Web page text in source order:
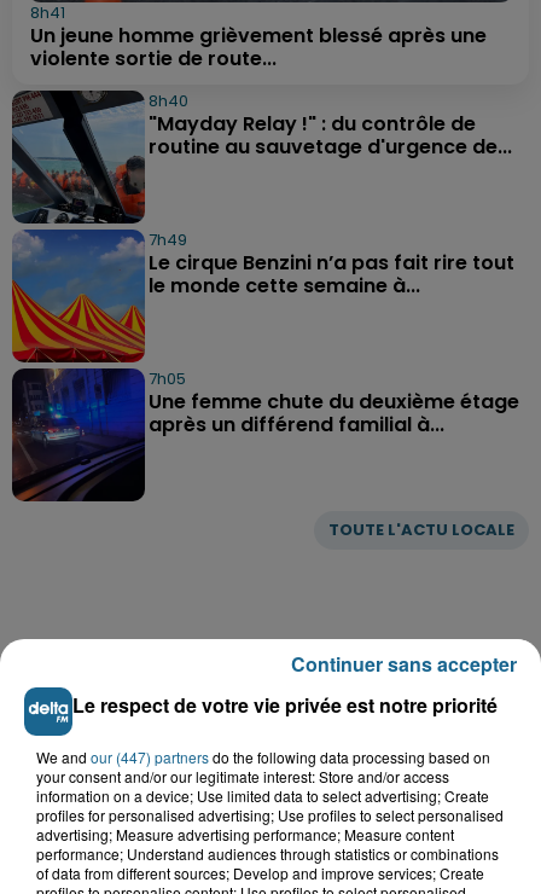
TOUTE L'ACTU LOCALE
8h41
Un jeune homme grièvement blessé après une
violente sortie de route...
8h40
"Mayday Relay !" : du contrôle de
routine au sauvetage d'urgence de...
7h49
Le cirque Benzini n’a pas fait rire tout
le monde cette semaine à...
7h05
Une femme chute du deuxième étage
après un différend familial à...
Le respect de votre vie privée est notre priorité
We and our (447) partnersdo the following data processing based on
your consent and/or our legitimate interest: Store and/or access
information on a device; Use limited data to select advertising; Create
profiles for personalised advertising; Use profiles to select personalised
advertising; Measure advertising performance; Measure content
performance; Understand audiences through statistics or combinations
of data from different sources; Develop and improve services; Create
Continuer sans accepter